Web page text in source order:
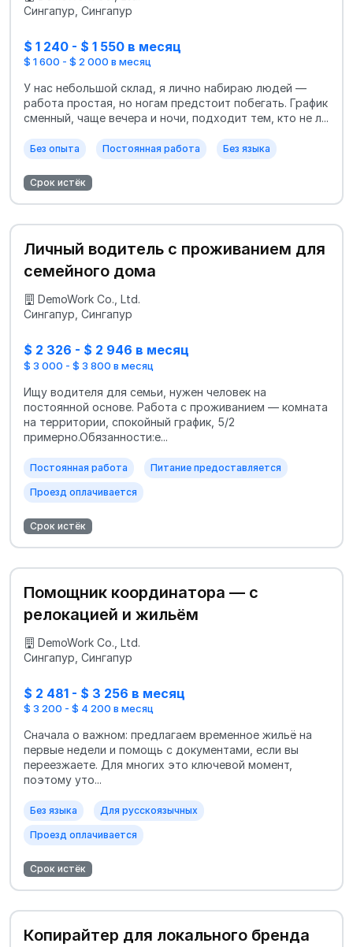
Сингапур, Сингапур
$ 1 240 - $ 1 550 в месяц
$ 1 600 - $ 2 000 в месяц
У нас небольшой склад, я лично набираю людей —
работа простая, но ногам предстоит побегать. График
сменный, чаще вечера и ночи, подходит тем, кто не л...
Без опыта Постоянная работа Без языка
Срок истёк
Личный водитель с проживанием для
семейного дома
DemoWork Co., Ltd.
Сингапур, Сингапур
$ 2 326 - $ 2 946 в месяц
$ 3 000 - $ 3 800 в месяц
Ищу водителя для семьи, нужен человек на
постоянной основе. Работа с проживанием — комната
на территории, спокойный график, 5/2
примерно.Обязанности:е...
Постоянная работа Питание предоставляется
Проезд оплачивается
Срок истёк
Помощник координатора — с
релокацией и жильём
DemoWork Co., Ltd.
Сингапур, Сингапур
$ 2 481 - $ 3 256 в месяц
$ 3 200 - $ 4 200 в месяц
Сначала о важном: предлагаем временное жильё на
первые недели и помощь с документами, если вы
переезжаете. Для многих это ключевой момент,
поэтому уто...
Без языка Для русскоязычных
Проезд оплачивается
Срок истёк
Копирайтер для локального бренда